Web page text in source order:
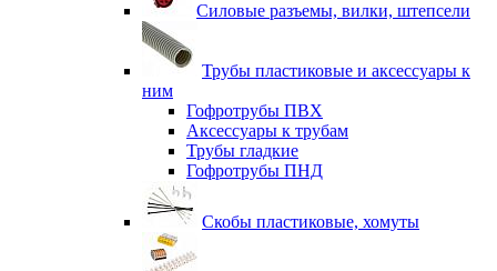
Силовые разъемы, вилки, штепсели
Трубы пластиковые и аксессуары к
ним
Гофротрубы ПВХ
Аксессуары к трубам
Трубы гладкие
Гофротрубы ПНД
Скобы пластиковые, хомуты